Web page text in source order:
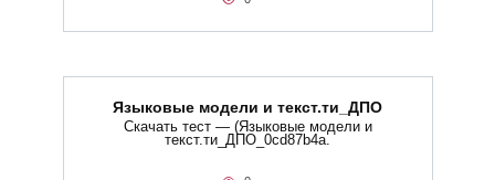
Языковые модели и текст.ти_ДПО
Скачать тест — (Языковые модели и
текст.ти_ДПО_0cd87b4a.